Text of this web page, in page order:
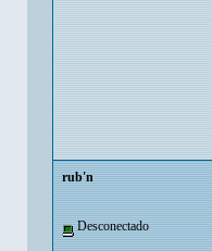
rub'n
Desconectado